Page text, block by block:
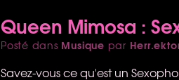
Queen Mimosa :
Posté dans Musique par
Savez-vous ce qu'est un